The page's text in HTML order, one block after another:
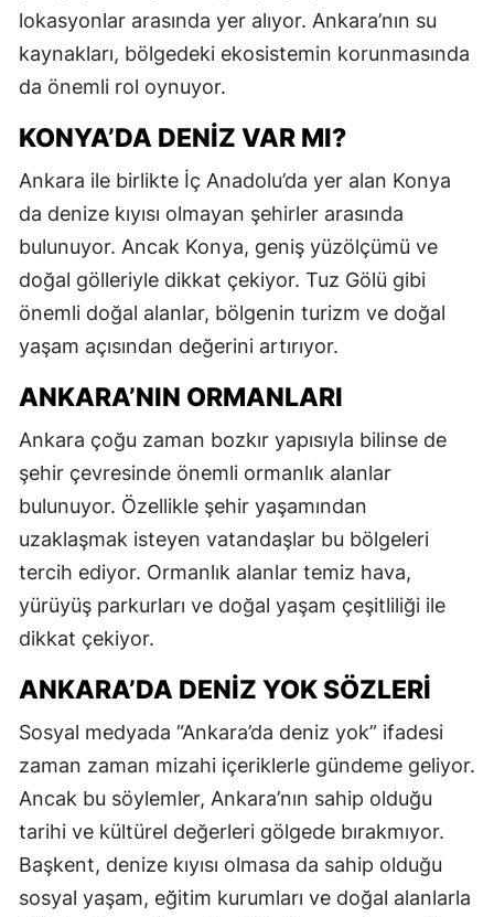
lokasyonlar arasında yer alıyor. Ankara’nın su
kaynakları, bölgedeki ekosistemin korunmasında
da önemli rol oynuyor.
KONYA’DA DENIZ VAR MI?
Ankara ile birlikte İç Anadolu’da yer alan Konya
da denize kıyısı olmayan şehirler arasında
bulunuyor. Ancak Konya, geniş yüzölçümü ve
doğal gölleriyle dikkat çekiyor. Tuz Gölü gibi
önemli doğal alanlar, bölgenin turizm ve doğal
yaşam açısından değerini artırıyor.
ANKARA’NIN ORMANLARI
Ankara çoğu zaman bozkır yapısıyla bilinse de
şehir çevresinde önemli ormanlık alanlar
bulunuyor. Özellikle şehir yaşamından
uzaklaşmak isteyen vatandaşlar bu bölgeleri
tercih ediyor. Ormanlık alanlar temiz hava,
yürüyüş parkurları ve doğal yaşam çeşitliliği ile
dikkat çekiyor.
ANKARA’DA DENIZ YOK SÖZLERI
Sosyal medyada “Ankara’da deniz yok” ifadesi
zaman zaman mizahi içeriklerle gündeme geliyor.
Ancak bu söylemler, Ankara’nın sahip olduğu
tarihi ve kültürel değerleri gölgede bırakmıyor.
Başkent, denize kıyısı olmasa da sahip olduğu
sosyal yaşam, eğitim kurumları ve doğal alanlarla